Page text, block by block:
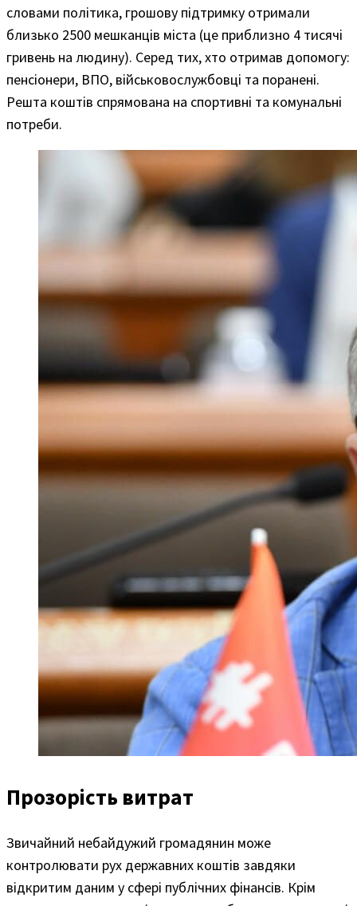
словами політика, грошову підтримку отримали
близько 2500 мешканців міста (це приблизно 4 тисячі
гривень на людину). Серед тих, хто отримав допомогу:
пенсіонери, ВПО, військовослужбовці та поранені.
Решта коштів спрямована на спортивні та комунальні
потреби.
Прозорість витрат
Звичайний небайдужий громадянин може
контролювати рух державних коштів завдяки
відкритим даним у сфері публічних фінансів. Крім